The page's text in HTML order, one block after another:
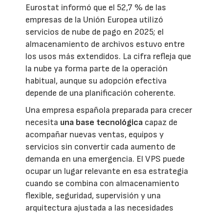
Eurostat informó que el 52,7 % de las
empresas de la Unión Europea utilizó
servicios de nube de pago en 2025; el
almacenamiento de archivos estuvo entre
los usos más extendidos. La cifra refleja que
la nube ya forma parte de la operación
habitual, aunque su adopción efectiva
depende de una planificación coherente.
Una empresa española preparada para crecer
necesita una base tecnológica capaz de
acompañar nuevas ventas, equipos y
servicios sin convertir cada aumento de
demanda en una emergencia. El VPS puede
ocupar un lugar relevante en esa estrategia
cuando se combina con almacenamiento
flexible, seguridad, supervisión y una
arquitectura ajustada a las necesidades